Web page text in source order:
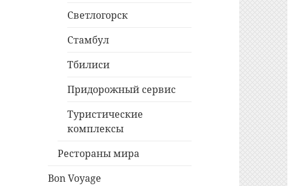
Светлогорск
Стамбул
Тбилиси
Придорожный сервис
Туристические
комплексы
Рестораны мира
Bon Voyage